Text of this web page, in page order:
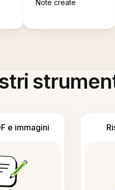
Note create
e immagini